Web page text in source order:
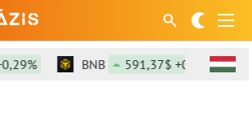
BNB 591,37$ +0,12%